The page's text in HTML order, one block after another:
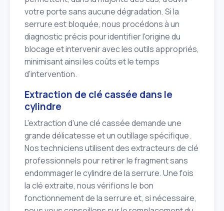
votre porte sans aucune dégradation. Si la
serrure est bloquée, nous procédons à un
diagnostic précis pour identifier l'origine du
blocage et intervenir avec les outils appropriés,
minimisant ainsi les coûts et le temps
d'intervention.
Extraction de clé cassée dans le
cylindre
L'extraction d'une clé cassée demande une
grande délicatesse et un outillage spécifique.
Nos techniciens utilisent des extracteurs de clé
professionnels pour retirer le fragment sans
endommager le cylindre de la serrure. Une fois
la clé extraite, nous vérifions le bon
fonctionnement de la serrure et, si nécessaire,